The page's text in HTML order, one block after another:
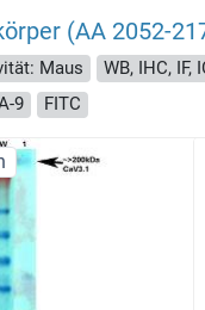
(AA 2052-
Maus WB, IHC, IF,
9 FITC